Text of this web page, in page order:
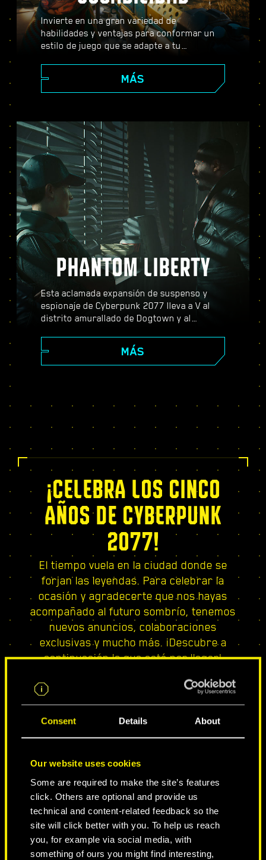
Consent Details About
Our website uses cookies
Some are required to make the site’s features
click. Others are optional and provide us
technical and content-related feedback so the
site will click better with you. To help us reach
you, for example via social media, with
something of ours you might find interesting,
Invierte en una gran variedad de
habilidades y ventajas para conformar un
estilo de juego que se adapte a tu
hackeo e implantes corporales que se
pueden subir de nivel para convertirte en el
mejor mercenario de la ciudad. Entabla
enemigos desde lejos o infíltrate con sigilo
en lugares fuertemente vigilados.
MÁS
PHANTOM LIBERTY
Esta aclamada expansión de suspenso y
espionaje de Cyberpunk 2077 lleva a V al
distrito amurallado de Dogtown y al
en agente secreto y vive una apasionante
historia repleta de giros dramáticos y
decisiones que cambiarán tu destino;
dinámicas misiones de mundo abierto,
más!
MÁS
¡CELEBRA LOS CINCO
AÑOS DE CYBERPUNK
2077!
El tiempo vuela en la ciudad donde se
forjan las leyendas. Para celebrar la
ocasión y agradecerte que nos hayas
acompañado al futuro sombrío, tenemos
nuevos anuncios, colaboraciones
exclusivas y mucho más. ¡Descubre a
continuación lo que está por llegar!
CIUDAD DE LEYENDAS